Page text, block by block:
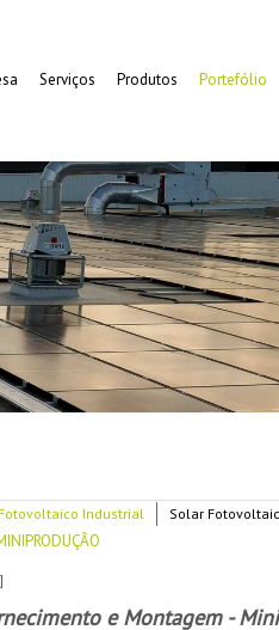
Serviços Produtos Portefólio
Industrial Solar
e Montagem -